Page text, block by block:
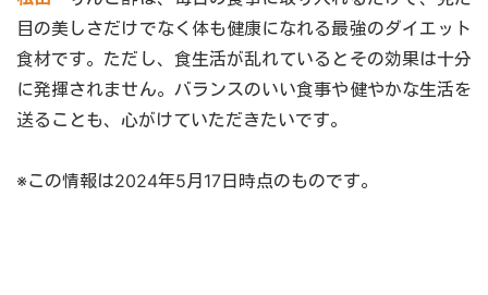
目の美しさだけでなく体も健康になれる最強のダイエット
食材です。ただし、食生活が乱れているとその効果は十分
に発揮されません。バランスのいい食事や健やかな生活を
送ることも、心がけていただきたいです。
※この情報は2024年5月17日時点のものです。